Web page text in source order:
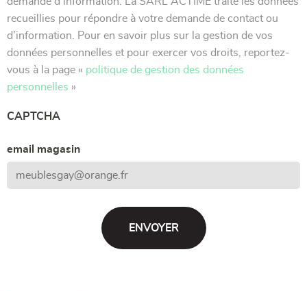
recueillies pour répondre à votre demande de contact ou
d’information. Pour en savoir plus sur la gestion de vos
données personnelles et pour exercer vos droits, reportez-
vous à la page « politique de gestion des données
personnelles »
CAPTCHA
email magasin